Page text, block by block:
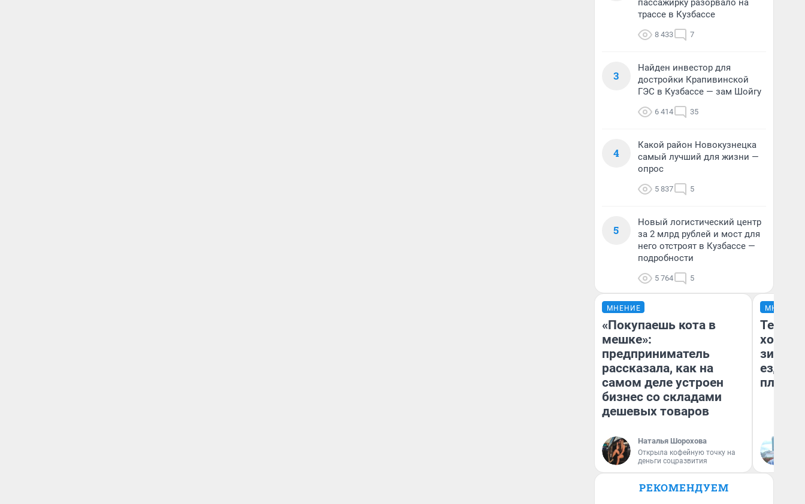
пассажирку разорвало на
трассе в Кузбассе
8 433 7
3
Найден инвестор для
достройки Крапивинской
ГЭС в Кузбассе — зам Шойгу
6 414 35
4
Какой район Новокузнецка
самый лучший для жизни —
опрос
5 837 5
5
Новый логистический центр
за 2 млрд рублей и мост для
него отстроят в Кузбассе —
подробности
5 764 5
МНЕНИЕ
«Покупаешь кота в
мешке»:
предприниматель
рассказала, как на
самом деле устроен
бизнес со складами
дешевых товаров
Наталья Шорохова
Открыла кофейную точку на
деньги соцразвития
МНЕНИЕ
Тепло
зимой.
ездит
плюсы
РЕКОМЕНДУЕМ